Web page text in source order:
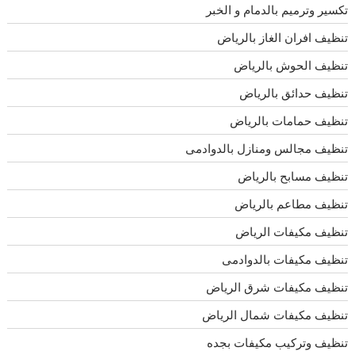
تكسير وترميم بالدمام و الخبر
تنظيف افران الغاز بالرياض
تنظيف الحوش بالرياض
تنظيف حدائق بالرياض
تنظيف حمامات بالرياض
تنظيف مجالس ومنازل بالدوادمى
تنظيف مسابح بالرياض
تنظيف مطاعم بالرياض
تنظيف مكيفات الرياض
تنظيف مكيفات بالدوادمى
تنظيف مكيفات شرق الرياض
تنظيف مكيفات شمال الرياض
تنظيف وتركيب مكيفات بجده